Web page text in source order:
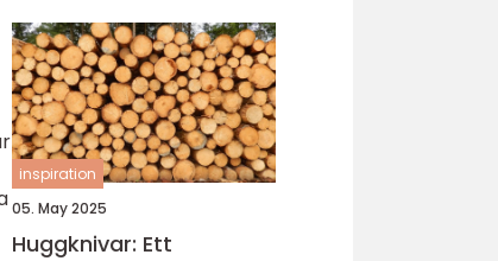
inspiration
05. May 2025
Huggknivar: Ett